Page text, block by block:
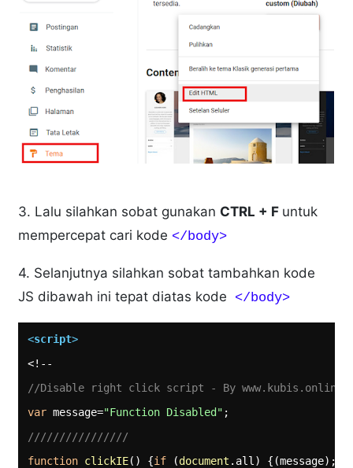
3. Lalu silahkan sobat gunakan CTRL + F untuk
mempercepat cari kode </body>
4. Selanjutnya silahkan sobat tambahkan kode
JS dibawah ini tepat diatas kode
</body>
<script>
//Disable right click script - By
var message="Function Disabled"
////////////////
function clickIE( ) {if (document .all) {(message);